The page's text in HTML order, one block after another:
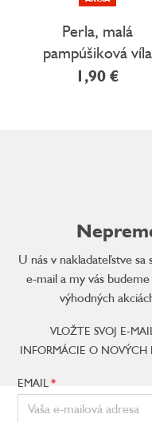
Perla, malá
pampúšiková víla
1,90 €
U nás v nakladateľstve
e-mail a my vás
výhodných
VLOŽTE SVOJ E-
INFORMÁCIE O NOVÝCH
EMAIL